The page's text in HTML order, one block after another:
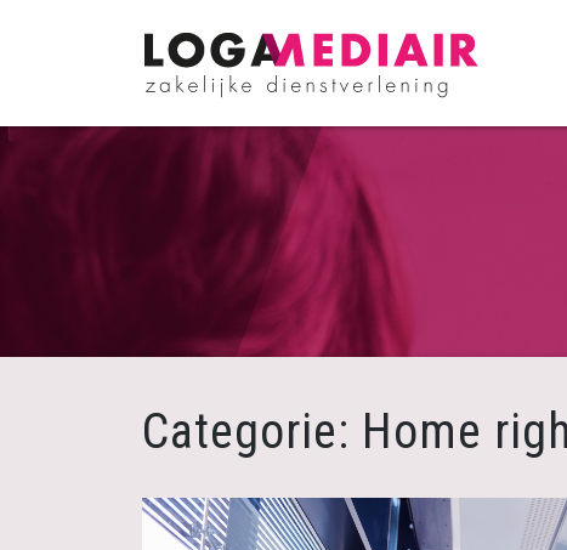
Categorie: Home